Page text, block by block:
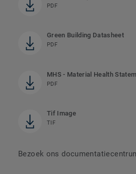
PDF
Green Building Datasheet
PDF
MHS - Material Health
PDF
Tif Image
TIF
Bezoek ons